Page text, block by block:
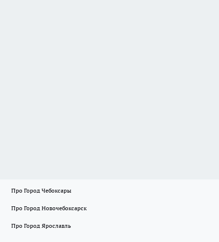
Про Город Чебоксары
Про Город Новочебоксарск
Про Город Ярославль